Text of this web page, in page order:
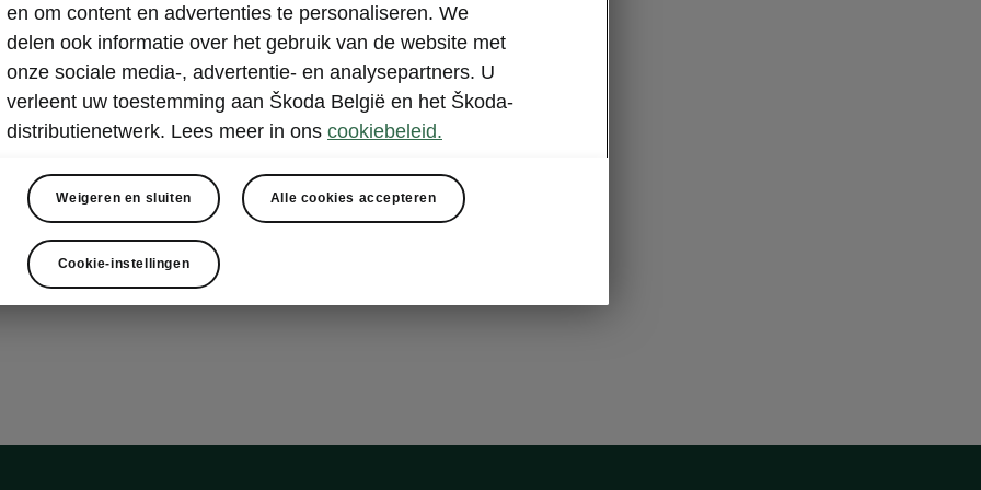
Plus
Advanced
in het kofferpaneel – 2 lampen
verstelbare bestuurdersstoel en voorste passagiersstoel
reservewiel
Sound System
en om content en advertenties te personaliseren. We
delen ook informatie over het gebruik van de website met
onze sociale media-, advertentie- en analysepartners. U
verleent uw toestemming aan Škoda België en het Škoda-
distributienetwerk. Lees meer in ons cookiebeleid.
Weigeren en sluiten Alle cookies accepteren
Cookie-instellingen